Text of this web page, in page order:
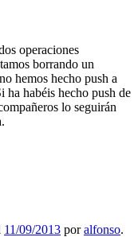
operaciones
borrando un
hemos hecho push a
ha habéis hecho push de
lo seguirán
11/09/2013 poralfonso.